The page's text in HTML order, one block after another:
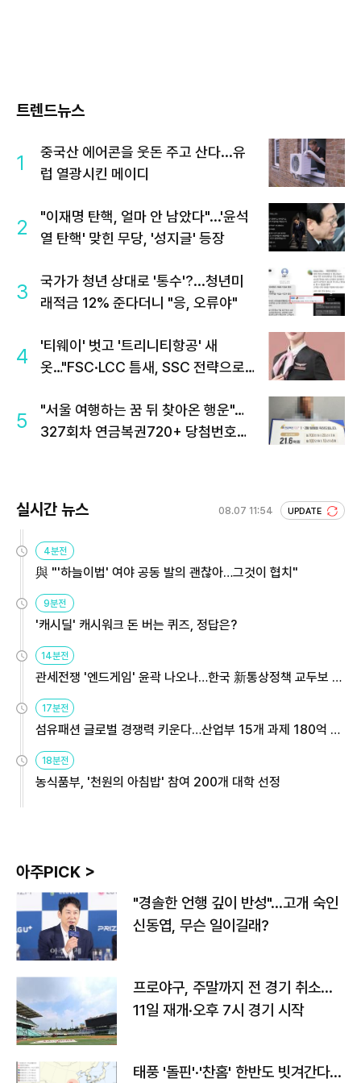
트렌드뉴스
1
중국산 에어콘을 웃돈 주고 산다...유
럽 열광시킨 메이디
2
"이재명 탄핵, 얼마 안 남았다"...'윤석
열 탄핵' 맞힌 무당, '성지글' 등장
3
국가가 청년 상대로 '통수'?...청년미
래적금 12% 준다더니 "응, 오류야"
4
'티웨이' 벗고 '트리니티항공' 새
옷…"FSC·LCC 틈새, SSC 전략으로
5
"서울 여행하는 꿈 뒤 찾아온 행운"…
327회차 연금복권720+ 당첨번호조
실시간 뉴스 08.07 11:54 UPDATE
4분전
與 "'하늘이법' 여야 공동 발의 괜찮아…그것이 협치"
9분전
'캐시딜' 캐시워크 돈 버는 퀴즈, 정답은?
14분전
관세전쟁 '엔드게임' 윤곽 나오나…한국 新통상정책 교두보 활
용해야
17분전
섬유패션 글로벌 경쟁력 키운다…산업부 15개 과제 180억 지
원
18분전
농식품부, '천원의 아침밥' 참여 200개 대학 선정
아주PICK >
"경솔한 언행 깊이 반성"…고개 숙인
신동엽, 무슨 일이길래?
프로야구, 주말까지 전 경기 취소…
11일 재개·오후 7시 경기 시작
태풍 '돌핀'·'찬홈' 한반도 빗겨간다…